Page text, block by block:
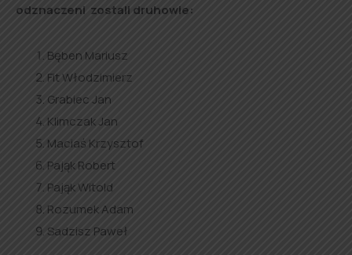
odznaczeni zostali druhowie:
Bęben Mariusz
Fit Włodzimierz
Grabiec Jan
Klimczak Jan
Maciaś Krzysztof
Pająk Robert
Pająk Witold
Rozumek Adam
Sadzisz Paweł